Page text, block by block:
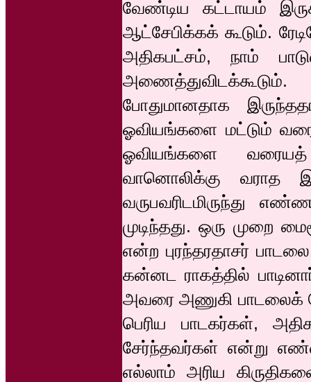
வேண்டிய கட்டாயம்
ஆட்சேபிக்கக் கூடும்.
அதிகபட்சம், நாம்
போதுமானதாக
ஓவியங்களை மட்டும்
ஓவியங்களை
வானொலிக்கு வராத
வருபவரிடமிருந்து
முடிந்தது. ஒரு முறை
என்ற புரந்தரதாசர்
கன்னட ராகத்தில்
அவரை அணுகி பாடலைக்
பெரிய பாடகர்கள்,
சேர்ந்தவர்கள் என்று
எல்லாம் அரிய